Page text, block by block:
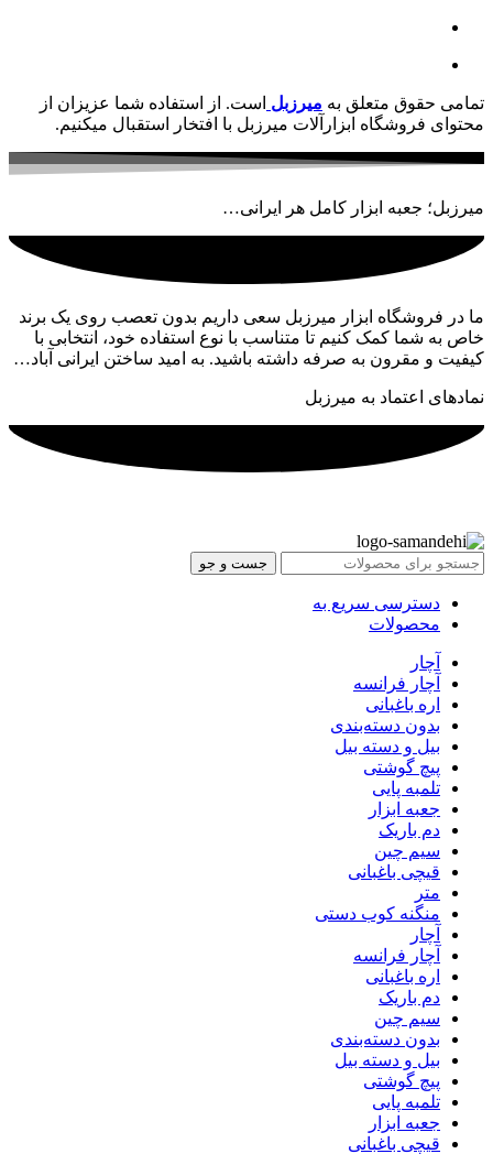
تمامی حقوق متعلق به میرزبل است. از استفاده شما عزیزان از
محتوای فروشگاه ابزارآلات میرزبل با افتخار استقبال میکنیم.
میرزبل؛ جعبه ابزار کامل هر ایرانی…
ما در فروشگاه ابزار میرزبل سعی داریم بدون تعصب روی یک برند
خاص به شما کمک کنیم تا متناسب با نوع استفاده خود، انتخابی با
کیفیت و مقرون به صرفه داشته باشید. به امید ساختن ایرانی آباد…
نمادهای اعتماد به میرزبل
جست و جو
دسترسی سریع به
محصولات
آچار
آچار فرانسه
اره باغبانی
بدون دسته‌بندی
بیل و دسته بیل
پیچ گوشتی
تلمبه پایی
جعبه ابزار
دم باریک
سیم چین
قیچی باغبانی
متر
منگنه کوب دستی
آچار
آچار فرانسه
اره باغبانی
دم باریک
سیم چین
بدون دسته‌بندی
بیل و دسته بیل
پیچ گوشتی
تلمبه پایی
جعبه ابزار
قیچی باغبانی